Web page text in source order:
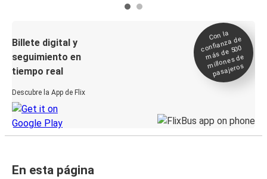
Billete digital y
seguimiento en
tiempo real
Descubre la App de Flix
Con la
confianza de
más de 500
millones de
pasajeros
En esta página